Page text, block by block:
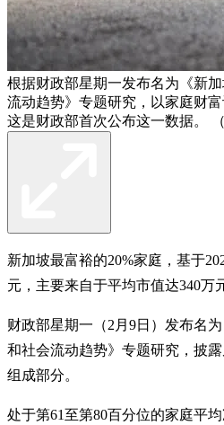
根据财政部星期一发布名为《新
流动趋势》专题研究，以家庭财富
这是财政部首次公布这一数据。
新加坡最富裕的20%家庭，基于
元，主要来自于平均市值达340万
财政部星期一（2月9日）发布名
和社会流动趋势》专题研究，披
组成部分。
处于第61至第80百分位的家庭平